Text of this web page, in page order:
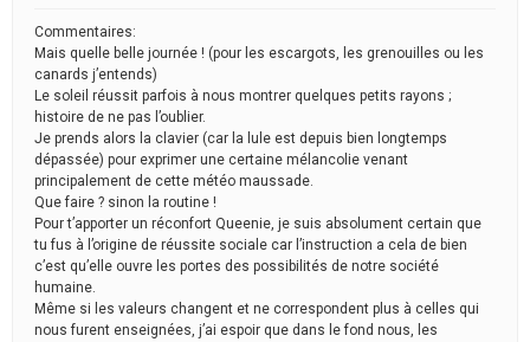
Commentaires:
Mais quelle belle journée ! (pour les escargots, les grenouilles ou les
canards j’entends)
Le soleil réussit parfois à nous montrer quelques petits rayons ;
histoire de ne pas l’oublier.
Je prends alors la clavier (car la lule est depuis bien longtemps
dépassée) pour exprimer une certaine mélancolie venant
principalement de cette météo maussade.
Que faire ? sinon la routine !
Pour t’apporter un réconfort Queenie, je suis absolument certain que
tu fus à l’origine de réussite sociale car l’instruction a cela de bien
c’est qu’elle ouvre les portes des possibilités de notre société
humaine.
Même si les valeurs changent et ne correspondent plus à celles qui
nous furent enseignées, j’ai espoir que dans le fond nous, les